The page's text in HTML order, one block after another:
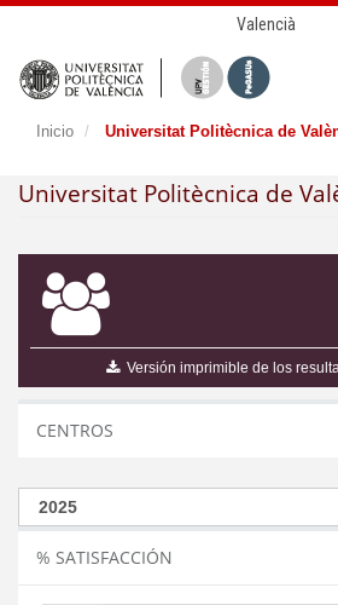
Valencià
Inicio Universitat Politècnica de
Universitat Politècnica de
Versión imprimible de los
CENTROS
% SATISFACCIÓN